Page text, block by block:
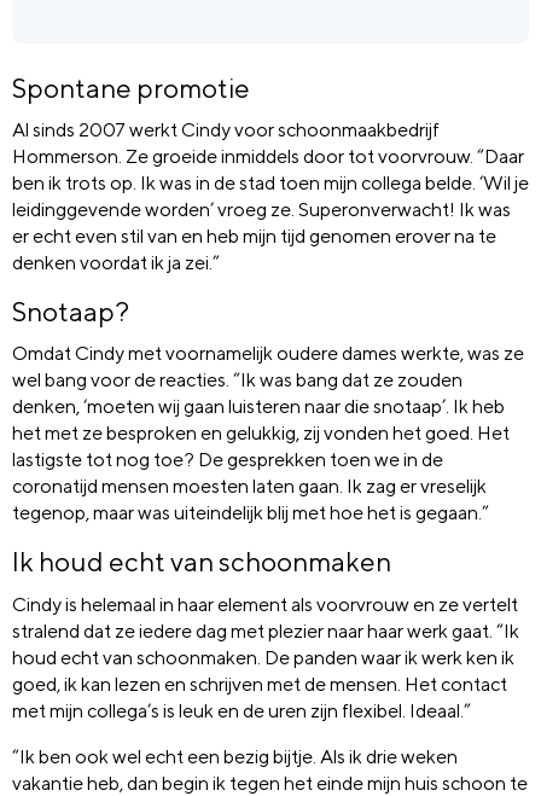
Spontane promotie
Al sinds 2007 werkt Cindy voor schoonmaakbedrijf
Hommerson. Ze groeide inmiddels door tot voorvrouw. “Daar
ben ik trots op. Ik was in de stad toen mijn collega belde. ‘Wil je
leidinggevende worden’ vroeg ze. Superonverwacht! Ik was
er echt even stil van en heb mijn tijd genomen erover na te
denken voordat ik ja zei.”
Snotaap?
Omdat Cindy met voornamelijk oudere dames werkte, was ze
wel bang voor de reacties. “Ik was bang dat ze zouden
denken, ‘moeten wij gaan luisteren naar die snotaap’. Ik heb
het met ze besproken en gelukkig, zij vonden het goed. Het
lastigste tot nog toe? De gesprekken toen we in de
coronatijd mensen moesten laten gaan. Ik zag er vreselijk
tegenop, maar was uiteindelijk blij met hoe het is gegaan.”
Ik houd echt van schoonmaken
Cindy is helemaal in haar element als voorvrouw en ze vertelt
stralend dat ze iedere dag met plezier naar haar werk gaat. “Ik
houd echt van schoonmaken. De panden waar ik werk ken ik
goed, ik kan lezen en schrijven met de mensen. Het contact
met mijn collega’s is leuk en de uren zijn flexibel. Ideaal.”
“Ik ben ook wel echt een bezig bijtje. Als ik drie weken
vakantie heb, dan begin ik tegen het einde mijn huis schoon te